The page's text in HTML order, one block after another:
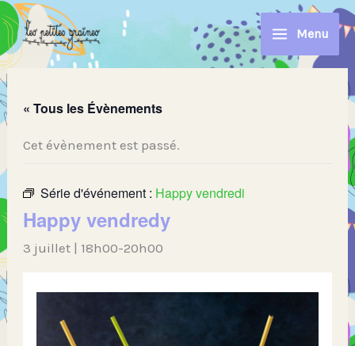
Aller
au
contenu
Menu
« Tous les Évènements
Cet évènement est passé.
Série d'événement : Happy vendredi
Happy vendredy
3 juillet | 18h00-20h00